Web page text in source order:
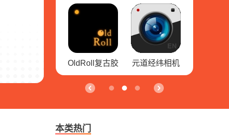
美颜自拍神器 小米莱卡相机
本类热门